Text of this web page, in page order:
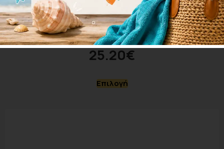
Arena Vortex Evolution Hand Paddle 95232-065
28.00€
25.20€
Επιλογή